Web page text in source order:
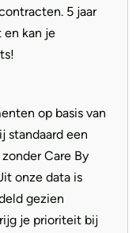
de dag het beste
de hierboven
System en de
LED remote wat
is in welke
Deze
waardoor hij
fietscomputer. De
CDX
Plus
achter 180 mm
5 jaar
en kan je
op basis van
standaard een
Care By
onze data is
gezien
je prioriteit bij